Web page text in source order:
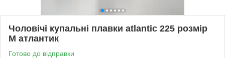
Чоловічі купальні плавки atlantic 225 розмір
М атлантик
Готово до відправки